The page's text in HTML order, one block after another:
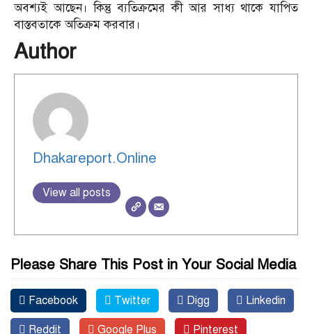
অবশ্যই আছেন। কিন্তু ব্যতিক্রমের কী আর সাধ্য থাকে যাপিত
বাস্তবতাকে অতিক্রম করবার।
Author
Dhakareport.Online
View all posts
Please Share This Post in Your Social Media
Facebook Twitter Digg Linkedin
Reddit Google Plus Pinterest